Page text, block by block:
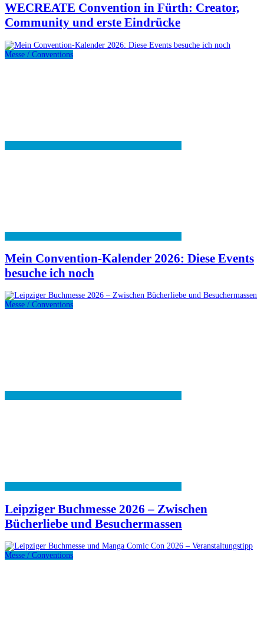
WECREATE Convention in Fürth: Creator,
Community und erste Eindrücke
Messe / Conventions
Mein Convention-Kalender 2026: Diese Events
besuche ich noch
Messe / Conventions
Leipziger Buchmesse 2026 – Zwischen
Bücherliebe und Besuchermassen
Messe / Conventions